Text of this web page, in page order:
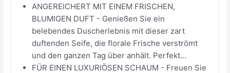
ANGEREICHERT MIT EINEM FRISCHEN,
BLUMIGEN DUFT - Genießen Sie ein
belebendes Duscherlebnis mit dieser zart
duftenden Seife, die florale Frische verströmt
und den ganzen Tag über anhält. Perfekt...
FÜR EINEN LUXURIÖSEN SCHAUM - Freuen Sie